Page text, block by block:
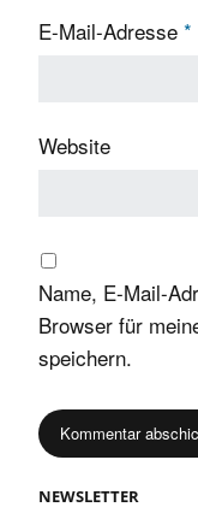
E-Mail-Adresse *
Website
Name, E-Mail-
Browser für
speichern.
NEWSLETTER